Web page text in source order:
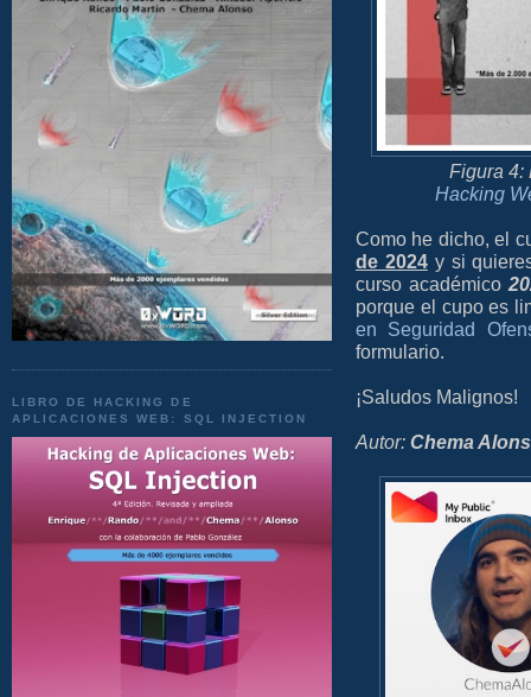
LIBRO DE HACKING DE
APLICACIONES WEB: SQL INJECTION
Figura
Hacking
Como he dicho, el
de 2024 y si
curso académico
porque el cupo es
en Seguridad
formulario.
¡Saludos Malignos!
Autor: Chema